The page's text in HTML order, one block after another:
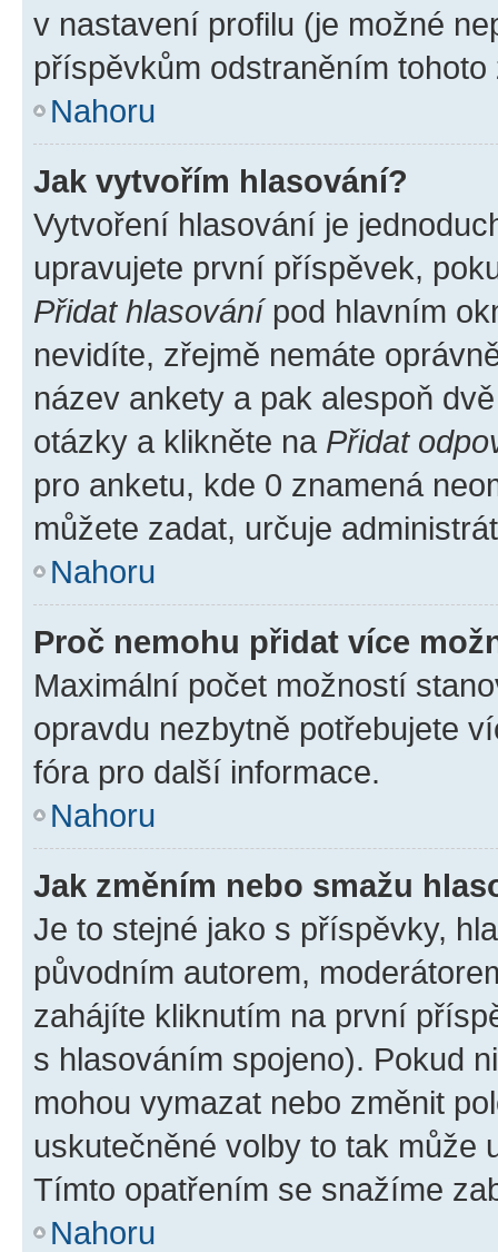
v nastavení profilu (je možné
příspěvkům odstraněním
Nahoru
Jak vytvořím hlasování?
Vytvoření hlasování je
upravujete první příspěvek,
Přidat hlasovánípod hlavním
nevidíte, zřejmě nemáte
název ankety a pak alespoň
otázky a klikněte na Přidat
pro anketu, kde 0 znamená
můžete zadat, určuje
Nahoru
Proč nemohu přidat více
Maximální počet možností
opravdu nezbytně potřebujete
fóra pro další informace.
Nahoru
Jak změním nebo smažu
Je to stejné jako s příspěvky,
původním autorem,
zahájíte kliknutím na první
s hlasováním spojeno). Pokud
mohou vymazat nebo změnit
uskutečněné volby to tak může
Tímto opatřením se snažíme
Nahoru